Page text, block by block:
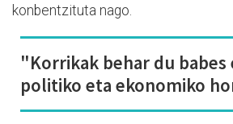
konbentzituta nago.
"Korrikak behar du babes
politiko eta ekonomiko